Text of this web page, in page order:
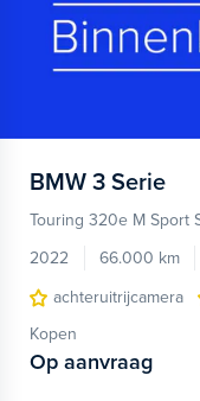
BMW 3 Serie
Touring 320e M Sport
2022
66.000 km
achteruitrijcamera
Kopen
Op aanvraag